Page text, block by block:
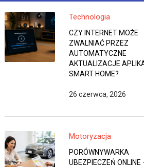
Technologia
CZY INTERNET MOŻE
ZWALNIAĆ PRZEZ
AUTOMATYCZNE
AKTUALIZACJE
SMART HOME?
26 czerwca, 2026
Motoryzacja
PORÓWNYWARKA
UBEZPIECZEŃ ONLINE